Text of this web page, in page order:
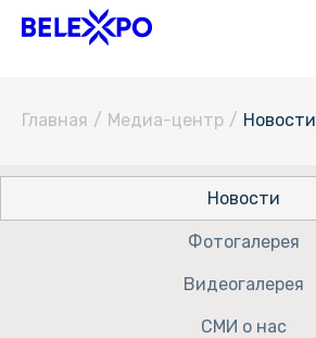
Главная / Медиа-центр / Новости
Новости
Фотогалерея
Видеогалерея
СМИ о нас